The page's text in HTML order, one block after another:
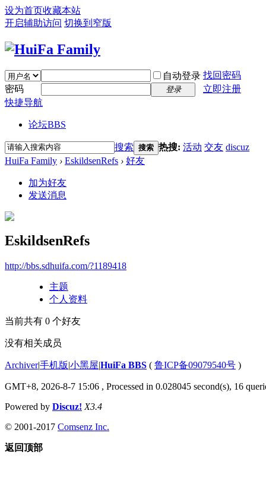
设为首页收藏本站
开启辅助访问 切换到窄版
自动登录 找回密码
密码
登录
立即注册
快捷导航
论坛BBS
搜索 搜索 热搜: 活动 交友 discuz
HuiFa Family › EskildsenRefs › 好友
加为好友
发送消息
EskildsenRefs
http://bbs.sdhuifa.com/?1189418
主题
个人资料
当前共有 0 个好友
没有相关成员
Archiver|手机版|小黑屋|HuiFa BBS ( 鲁ICP备09079540号 )
GMT+8, 2026-8-7 15:06 , Processed in 0.028045 second(s), 16
Powered by Discuz! X3.4
© 2001-2017 Comsenz Inc.
返回顶部